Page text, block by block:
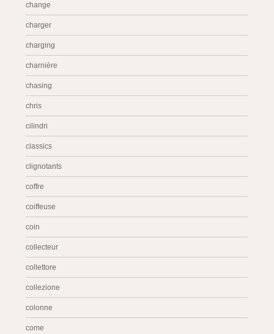
change
charger
charging
charnière
chasing
chris
cilindri
classics
clignotants
coffre
coiffeuse
coin
collecteur
collettore
collezione
colonne
come